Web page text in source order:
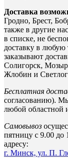
Доставка
Гродно, Брест,
также в другие
в списке, не
доставку в
заказывают
Солигорск,
Жлобин и
Бесплатная
согласованию).
любой областной
Самовывоз
пятницу с 9.00 до
адресу:
г. Минск, ул. П.